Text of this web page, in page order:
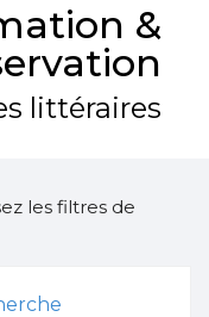
&
littéraires
les filtres de